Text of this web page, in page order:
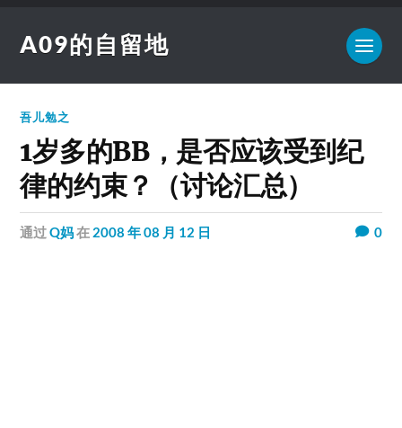
A09的自留地
吾儿勉之
1岁多的BB，是否应该受到纪
律的约束？（讨论汇总）
通过Q妈在 2008 年 08 月 12 日 0